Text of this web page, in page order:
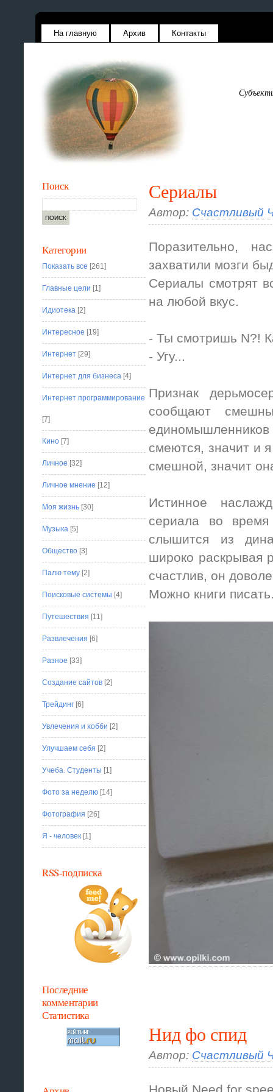
На главную Архив Контакты
Сериалы
Автор: Счастливый
Поразительно,
захватили мозги
Сериалы смотрят
на любой вкус.
- Ты смотришь N?!
- Угу...
Признак
сообщают
смеются, значит и
смешной, значит
Истинное
сериала во
слышится из
широко раскрывая
счастлив, он
Можно книги
Нид фо спид
Автор: Счастливый
Поиск
Категории
Показать все [261]
Главные цели [1]
Идиотека [2]
Интересное [19]
Интернет [29]
Интернет для бизнеса [4]
Интернет программирование
[7]
Кино [7]
Личное [32]
Личное мнение [12]
Моя жизнь [30]
Музыка [5]
Общество [3]
Палю тему [2]
Поисковые системы [4]
Путешествия [11]
Развлечения [6]
Разное [33]
Создание сайтов [2]
Трейдинг [6]
Увлечения и хобби [2]
Улучшаем себя [2]
Учеба. Студенты [1]
Фото за неделю [14]
Фотография [26]
Я - человек [1]
RSS-подписка
Последние
комментарии
Статистика